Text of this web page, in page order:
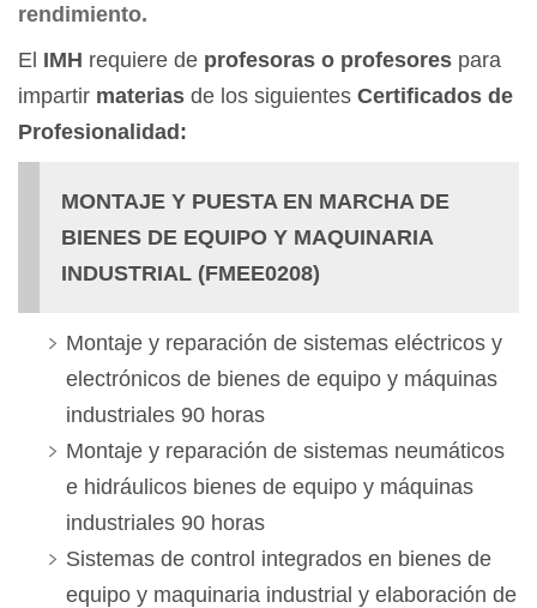
rendimiento.
El IMH requiere de profesoras o profesores para
impartir materias de los siguientes Certificados de
Profesionalidad:
MONTAJE Y PUESTA EN MARCHA DE
BIENES DE EQUIPO Y MAQUINARIA
INDUSTRIAL (FMEE0208)
Montaje y reparación de sistemas eléctricos y
electrónicos de bienes de equipo y máquinas
industriales 90 horas
Montaje y reparación de sistemas neumáticos
e hidráulicos bienes de equipo y máquinas
industriales 90 horas
Sistemas de control integrados en bienes de
equipo y maquinaria industrial y elaboración de